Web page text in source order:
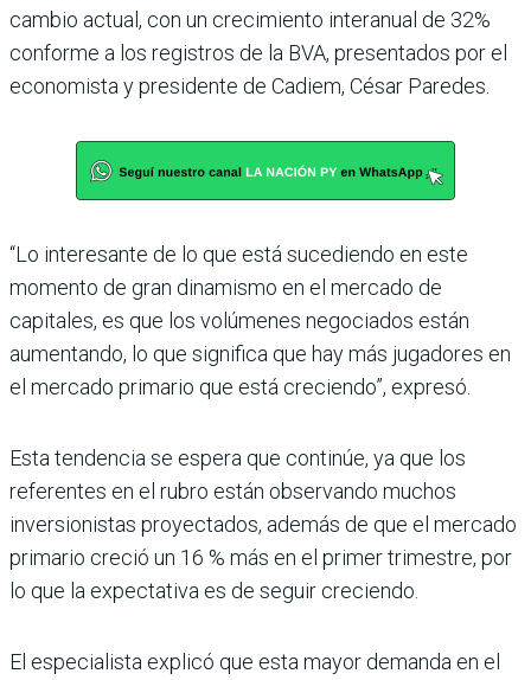
cambio actual, con un crecimiento interanual de 32%
conforme a los registros de la BVA, presentados por el
economista y presidente de Cadiem, César Paredes.
“Lo interesante de lo que está sucediendo en este
momento de gran dinamismo en el mercado de
capitales, es que los volúmenes negociados están
aumentando, lo que significa que hay más jugadores en
el mercado primario que está creciendo”, expresó.
Esta tendencia se espera que continúe, ya que los
referentes en el rubro están observando muchos
inversionistas proyectados, además de que el mercado
primario creció un 16 % más en el primer trimestre, por
lo que la expectativa es de seguir creciendo.
El especialista explicó que esta mayor demanda en el